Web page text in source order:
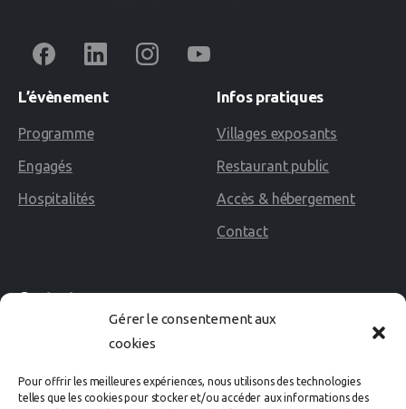
Gérer le consentement aux
cookies
Pour offrir les meilleures expériences, nous utilisons des technologies
telles que les cookies pour stocker et/ou accéder aux informations des
L’évènement
Programme
Engagés
Hospitalités
Infos pratiques
Villages exposants
Restaurant public
Accès & hébergement
Contact
Contact
02 40 60 02 80
Avenue des Rosières